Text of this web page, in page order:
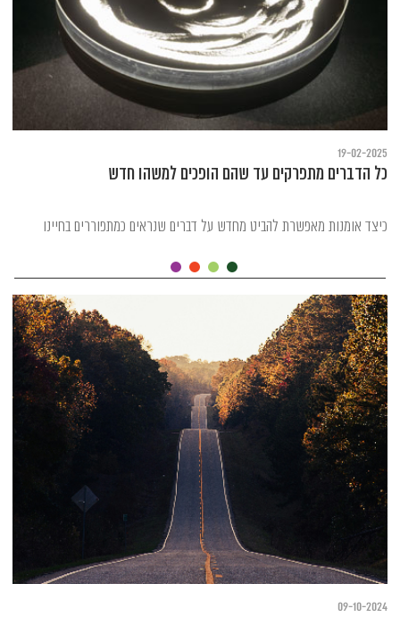
19-02-2025
כל הדברים מתפרקים עד שהם הופכים למשהו חדש
כיצד אומנות מאפשרת להביט מחדש על דברים שנראים כמתפוררים בחיינו
09-10-2024